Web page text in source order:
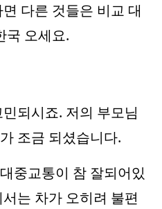
다른 것들은 비교 대
국 오세요.
되시죠. 저의 부모님
조금 되셨습니다.
중교통이 참 잘되어있
는 차가 오히려 불편